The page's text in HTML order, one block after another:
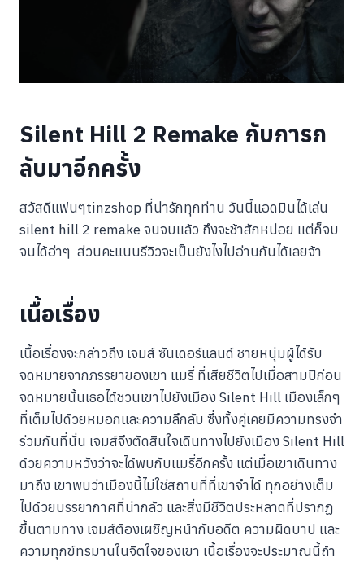
Silent Hill 2 Remake กับการก
ลับมาอีกครั้ง
สวัสดีแฟนๆtinzshop ที่น่ารักทุกท่าน วันนี้แอดมินได้เล่น
silent hill 2 remake จนจบแล้ว ถึงจะช้าสักหน่อย แต่ก็จบ
จนได้ฮ่าๆ ส่วนคะแนนรีวิวจะเป็นยังไงไปอ่านกันได้เลยจ้า
เนื้อเรื่อง
เนื้อเรื่องจะกล่าวถึง เจมส์ ซันเดอร์แลนด์ ชายหนุ่มผู้ได้รับ
จดหมายจากภรรยาของเขา แมรี่ ที่เสียชีวิตไปเมื่อสามปีก่อน
จดหมายนั้นเธอได้ชวนเขาไปยังเมือง Silent Hill เมืองเล็กๆ
ที่เต็มไปด้วยหมอกและความลึกลับ ซึ่งทั้งคู่เคยมีความทรงจำ
ร่วมกันที่นั่น เจมส์จึงตัดสินใจเดินทางไปยังเมือง Silent Hill
ด้วยความหวังว่าจะได้พบกับแมรี่อีกครั้ง แต่เมื่อเขาเดินทาง
มาถึง เขาพบว่าเมืองนี้ไม่ใช่สถานที่ที่เขาจำได้ ทุกอย่างเต็ม
ไปด้วยบรรยากาศที่น่ากลัว และสิ่งมีชีวิตประหลาดที่ปรากฏ
ขึ้นตามทาง เจมส์ต้องเผชิญหน้ากับอดีต ความผิดบาป และ
ความทุกข์ทรมานในจิตใจของเขา เนื้อเรื่องจะประมาณนี้ถ้า